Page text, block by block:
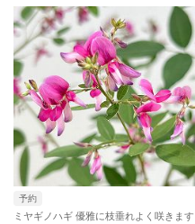
予約
ミヤギノハギ 優雅に枝垂れよく咲きます